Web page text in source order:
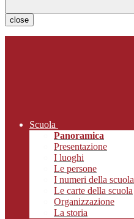
close
Scuola
Panoramica
Presentazione
I luoghi
Le persone
I numeri della scuola
Le carte della scuola
Organizzazione
La storia